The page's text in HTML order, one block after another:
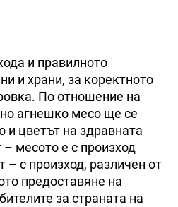
и правилното
и храни, за коректното
По отношение на
агнешко месо ще се
и цветът на здравната
месото е с произход
– с произход, различен от
предоставяне на
за страната на